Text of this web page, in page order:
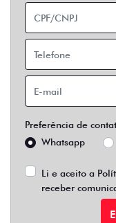
Preferência de
Whatsapp
Li e aceito a
receber